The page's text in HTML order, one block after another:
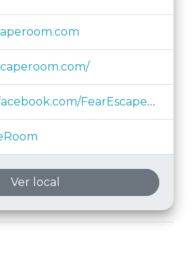
FearEscapeRoom/
Ver local